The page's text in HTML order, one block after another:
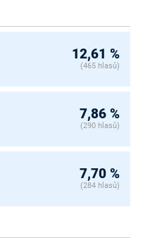
12,61 %
(465 hlasů)
7,86 %
(290 hlasů)
7,70 %
(284 hlasů)